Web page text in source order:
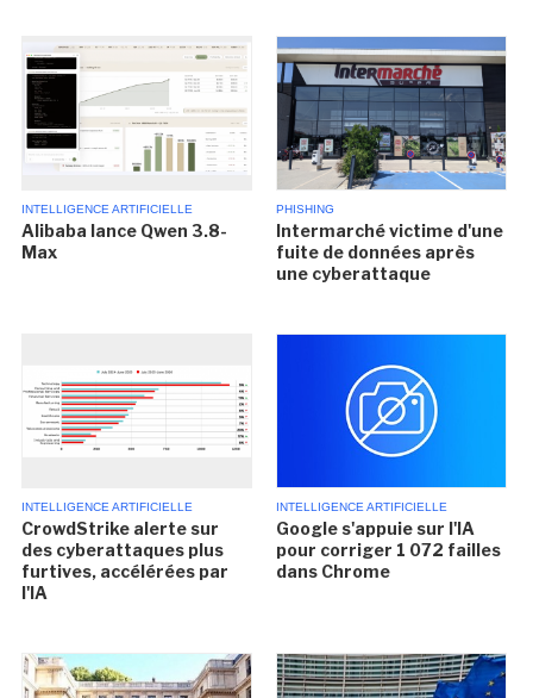
INTELLIGENCE ARTIFICIELLE
Alibaba lance Qwen 3.8-
Max
PHISHING
Intermarché victime d'une
fuite de données après
une cyberattaque
INTELLIGENCE ARTIFICIELLE
CrowdStrike alerte sur
des cyberattaques plus
furtives, accélérées par
l'IA
INTELLIGENCE ARTIFICIELLE
Google s'appuie sur l'IA
pour corriger 1 072 failles
dans Chrome